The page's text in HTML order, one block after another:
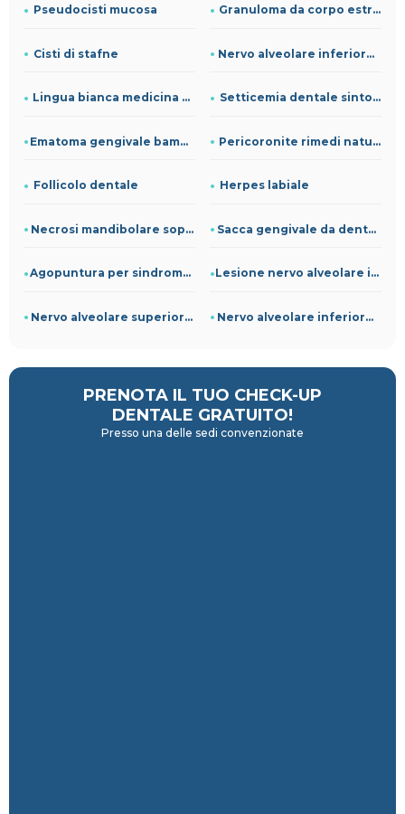
Pseudocisti mucosa Granuloma da corpo estraneo
Cisti di stafne Nervo alveolare inferiore decorso
Lingua bianca medicina cinese Setticemia dentale sintomi
Ematoma gengivale bambino dopo caduta Pericoronite rimedi naturali
Follicolo dentale Herpes labiale
Necrosi mandibolare sopravvivenza Sacca gengivale da dente del giudizio
Agopuntura per sindrome bocca urente Lesione nervo alveolare inferiore danno biologico
Nervo alveolare superiore infiammato Nervo alveolare inferiore infiammato
PRENOTA IL TUO CHECK-UP
DENTALE GRATUITO!
Presso una delle sedi convenzionate